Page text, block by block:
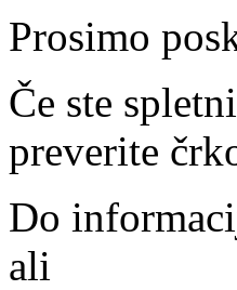
Prosimo
Če ste
preverite
Do
ali